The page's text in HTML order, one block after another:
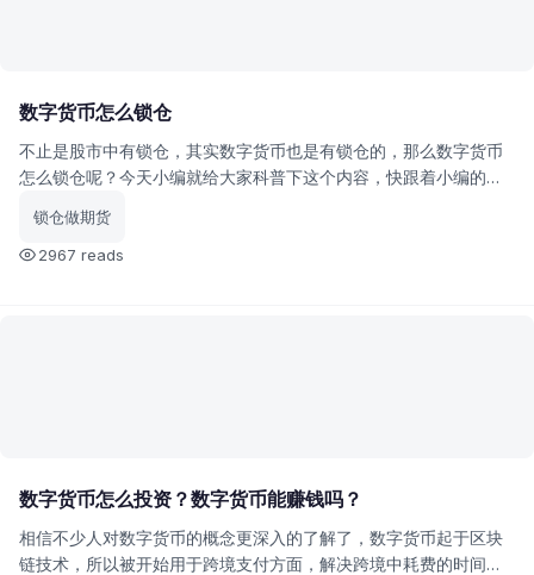
数字货币怎么锁仓
不止是股市中有锁仓，其实数字货币也是有锁仓的，那么数字货币
怎么锁仓呢？今天小编就给大家科普下这个内容，快跟着小编的步
锁仓做期货
2967 reads
数字货币怎么投资？数字货币能赚钱吗？
相信不少人对数字货币的概念更深入的了解了，数字货币起于区块
链技术，所以被开始用于跨境支付方面，解决跨境中耗费的时间等